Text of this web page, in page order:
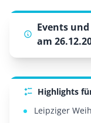
Events
am
Highlights
Leipziger